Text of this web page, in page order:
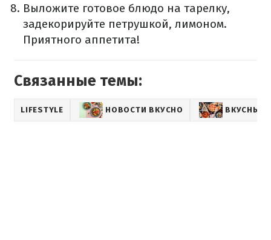
Выложите готовое блюдо на тарелку,
задекорируйте петрушкой, лимоном.
Приятного аппетита!
Связанные темы:
LIFESTYLE НОВОСТИ ВКУСНО ВКУСНЫЕ